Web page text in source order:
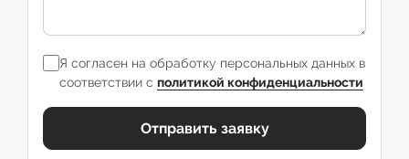
Я согласен на обработку персональных данных в
соответствии с политикой конфиденциальности
Отправить заявку